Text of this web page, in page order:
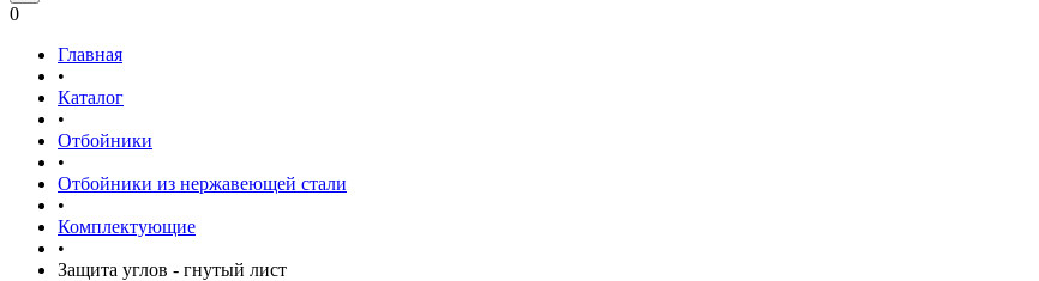
0
Главная
•
Каталог
•
Отбойники
•
Отбойники из нержавеющей стали
•
Комплектующие
•
Защита углов - гнутый лист